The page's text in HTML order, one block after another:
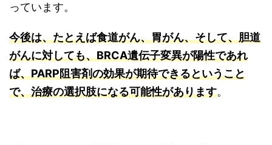
っています。
今後は、たとえば食道がん、胃がん、そして、胆道
がんに対しても、BRCA遺伝子変異が陽性であれ
ば、PARP阻害剤の効果が期待できるということ
で、治療の選択肢になる可能性があります。